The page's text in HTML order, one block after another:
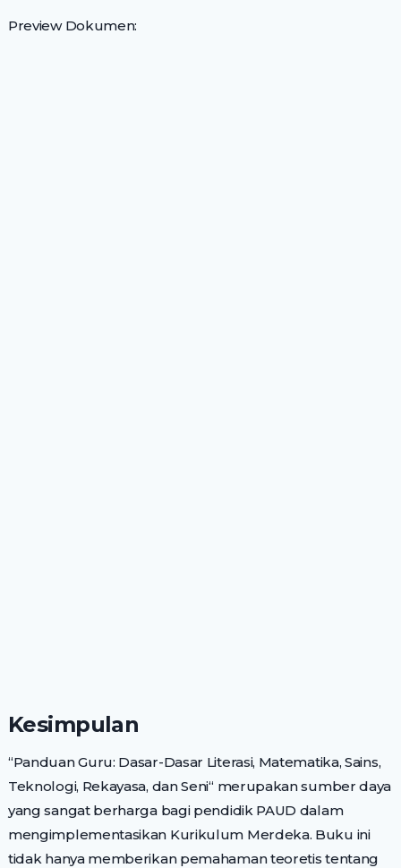
Preview Dokumen:
Kesimpulan
“Panduan Guru: Dasar-Dasar Literasi, Matematika, Sains,
Teknologi, Rekayasa, dan Seni“ merupakan sumber daya
yang sangat berharga bagi pendidik PAUD dalam
mengimplementasikan Kurikulum Merdeka. Buku ini
tidak hanya memberikan pemahaman teoretis tentang